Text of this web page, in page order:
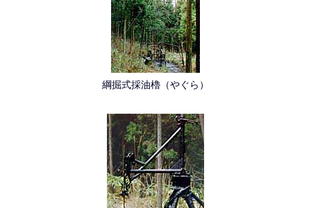
綱掘式採油櫓（やぐら）